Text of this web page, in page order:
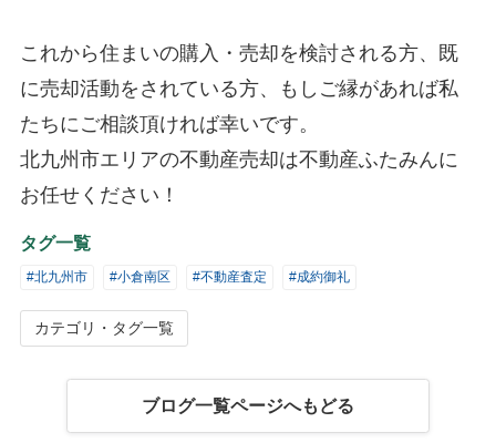
これから住まいの購入・売却を検討される方、既
に売却活動をされている方、
もしご縁があれば私
たちにご相談頂ければ幸いです。
北九州市エリアの不動産売却は不動産ふたみんに
お任せください！
タグ一覧
#北九州市 #小倉南区 #不動産査定 #成約御礼
カテゴリ・タグ一覧
ブログ一覧ページへもどる